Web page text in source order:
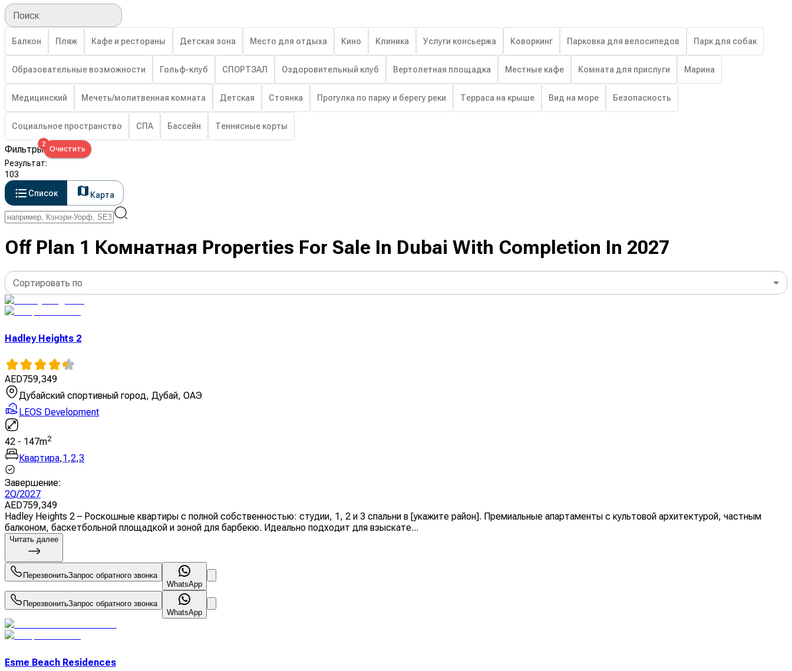
Поиск
Балкон Пляж Кафе и рестораны Детская зона Место для отдыха Кино Клиника Услуги консьержа Коворкинг Парковка для велосипедов Парк для собак
Образовательные возможности Гольф-клуб СПОРТЗАЛ Оздоровительный клуб Вертолетная площадка Местные кафе Комната для прислуги Марина
Медицинский Мечеть/молитвенная комната Детская Стоянка Прогулка по парку и берегу реки Терраса на крыше Вид на море Безопасность
Социальное пространство СПА Бассейн Теннисные корты
Фильтры2
Очистить
Результат:
103
Список
Карта
Off Plan 1 Комнатная Properties For Sale In Dubai With Completion In 2027
Сортировать по
Hadley Heights 2
AED759,349
Дубайский спортивный город, Дубай, ОАЭ
LEOS Development
42 - 147m2
Квартира,1 ,2,3
Завершение:
2Q/2027
AED759,349
Hadley Heights 2 – Роскошные квартиры с полной собственностью: студии, 1, 2 и 3 спальни в [укажите район]. Премиальные апартаменты с культовой архитектурой, частным
балконом, баскетбольной площадкой и зоной для барбекю. Идеально подходит для взыскате...
Читать далее
ПерезвонитьЗапрос обратного звонка
WhatsApp
ПерезвонитьЗапрос обратного звонка
WhatsApp
Esme Beach Residences